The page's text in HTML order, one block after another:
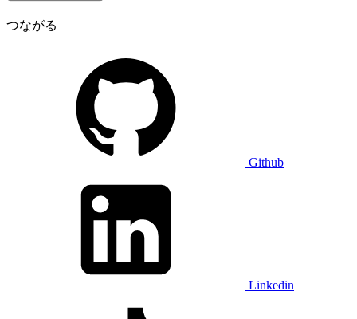
つながる
Github
Linkedin